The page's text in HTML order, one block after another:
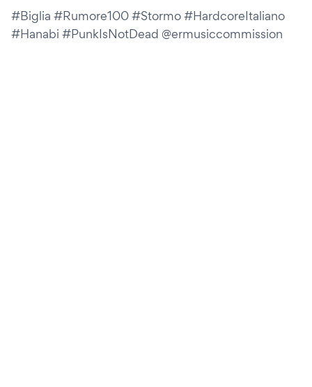
#Biglia #Rumore100 #Stormo #HardcoreItaliano
#Hanabi #PunkIsNotDead @ermusiccommission